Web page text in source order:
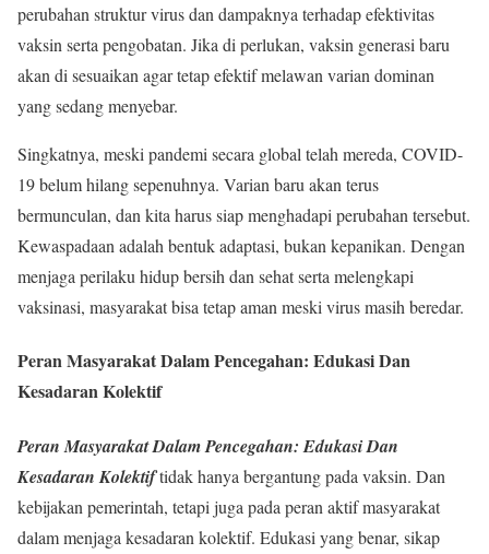
perubahan struktur virus dan dampaknya terhadap efektivitas
vaksin serta pengobatan. Jika di perlukan, vaksin generasi baru
akan di sesuaikan agar tetap efektif melawan varian dominan
yang sedang menyebar.
Singkatnya, meski pandemi secara global telah mereda, COVID-
19 belum hilang sepenuhnya. Varian baru akan terus
bermunculan, dan kita harus siap menghadapi perubahan tersebut.
Kewaspadaan adalah bentuk adaptasi, bukan kepanikan. Dengan
menjaga perilaku hidup bersih dan sehat serta melengkapi
vaksinasi, masyarakat bisa tetap aman meski virus masih beredar.
Peran Masyarakat Dalam Pencegahan: Edukasi Dan
Kesadaran Kolektif
Peran Masyarakat Dalam Pencegahan: Edukasi Dan
Kesadaran Kolektiftidak hanya bergantung pada vaksin. Dan
kebijakan pemerintah, tetapi juga pada peran aktif masyarakat
dalam menjaga kesadaran kolektif. Edukasi yang benar, sikap